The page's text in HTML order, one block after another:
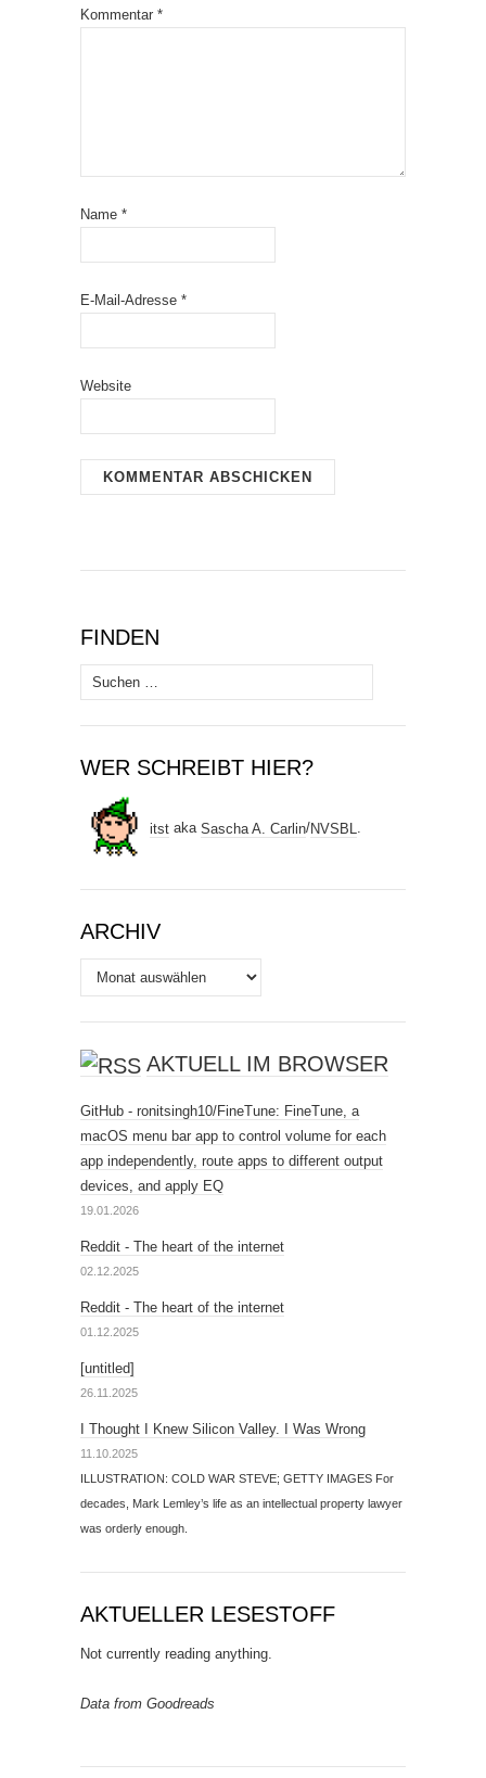
Kommentar *
Name *
E-Mail-Adresse *
Website
FINDEN
Suchen
nach:
WER SCHREIBT HIER?
itst aka Sascha A. Carlin/NVSBL .
ARCHIV
Archiv
AKTUELL IM BROWSER
GitHub - ronitsingh10/FineTune: FineTune, a
macOS menu bar app to control volume for each
app independently, route apps to different output
devices, and apply EQ
19.01.2026
Reddit - The heart of the internet
02.12.2025
Reddit - The heart of the internet
01.12.2025
[untitled]
26.11.2025
I Thought I Knew Silicon Valley. I Was Wrong
11.10.2025
ILLUSTRATION: COLD WAR STEVE; GETTY IMAGES For
decades, Mark Lemley’s life as an intellectual property lawyer
was orderly enough.
AKTUELLER LESESTOFF
Not currently reading anything.
Data from Goodreads